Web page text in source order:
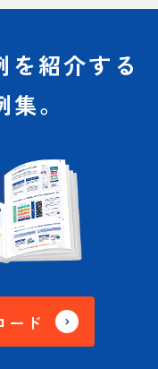
を紹介する
。
ード